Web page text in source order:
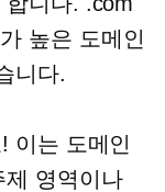
높은 도메인
니다.
이는 도메인
제 영역이나